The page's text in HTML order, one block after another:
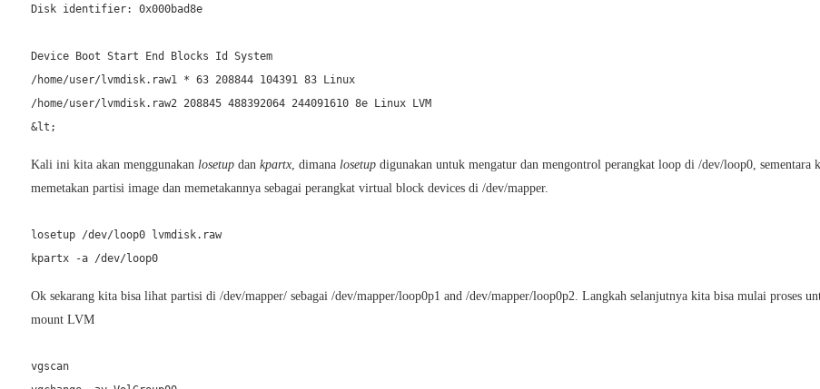
Disk identifier: 0x000bad8e
Device Boot Start End Blocks Id System
/home/user/lvmdisk.raw1 * 63 208844 104391 83 Linux
/home/user/lvmdisk.raw2 208845 488392064 244091610 8e Linux LVM
&lt;
Kali ini kita akan menggunakan losetup dan kpartx , dimana losetup digunakan untuk mengatur dan mengontrol perangkat loop di /dev/loop0, sementara
memetakan partisi image dan memetakannya sebagai perangkat virtual block devices di /dev/mapper.
losetup /dev/loop0 lvmdisk.raw
Ok sekarang kita bisa lihat partisi di /dev/mapper/ sebagai /dev/mapper/loop0p1 and /dev/mapper/loop0p2. Langkah selanjutnya kita bisa mulai proses
mount LVM
vgscan